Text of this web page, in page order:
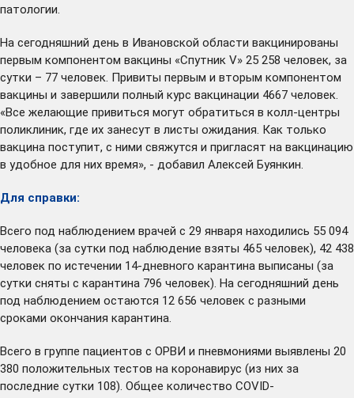
патологии.
На сегодняшний день в Ивановской области вакцинированы
первым компонентом вакцины «Спутник V» 25 258 человек, за
сутки – 77 человек. Привиты первым и вторым компонентом
вакцины и завершили полный курс вакцинации 4667 человек.
«Все желающие привиться могут обратиться в колл-центры
поликлиник, где их занесут в листы ожидания. Как только
вакцина поступит, с ними свяжутся и пригласят на вакцинацию
в удобное для них время», - добавил Алексей Буянкин.
Для справки:
Всего под наблюдением врачей с 29 января находились 55 094
человека (за сутки под наблюдение взяты 465 человек), 42 438
человек по истечении 14-дневного карантина выписаны (за
сутки сняты с карантина 796 человек). На сегодняшний день
под наблюдением остаются 12 656 человек с разными
сроками окончания карантина.
Всего в группе пациентов с ОРВИ и пневмониями выявлены 20
380 положительных тестов на коронавирус (из них за
последние сутки 108). Общее количество COVID-